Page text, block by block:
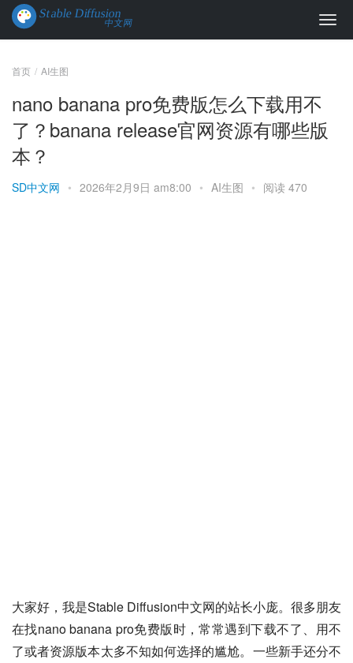
首页 AI生图
nano banana pro免费版怎么下载用不
了？banana release官网资源有哪些版
本？
SD中文网 • 2026年2月9日 am8:00 • AI生图 • 阅读 470
大家好，我是Stable Diffusion中文网的站长小庞。很多朋友
在找nano banana pro免费版时，常常遇到下载不了、用不
了或者资源版本太多不知如何选择的尴尬。一些新手还分不